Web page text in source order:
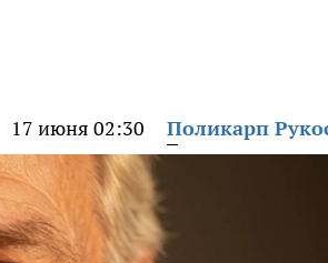
17 июня 02:30 Поликарп